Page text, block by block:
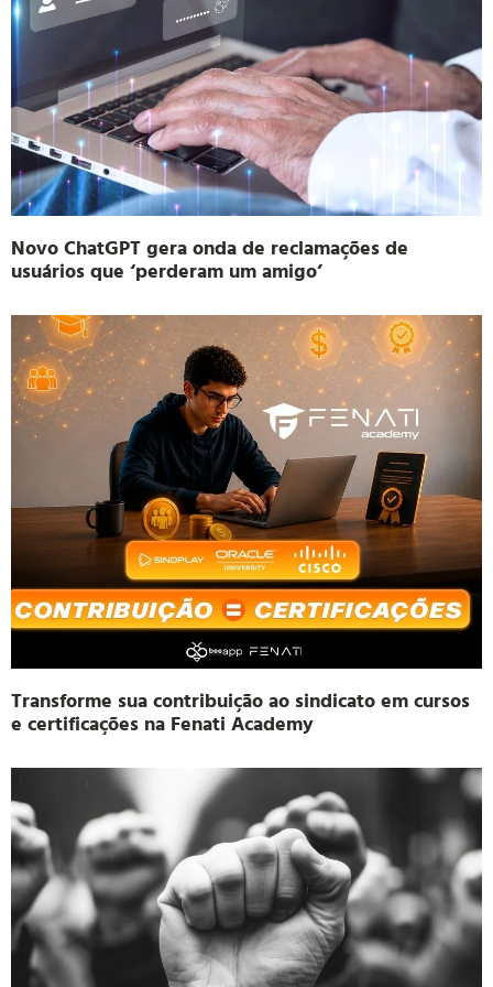
Novo ChatGPT gera onda de reclamações de
usuários que ‘perderam um amigo’
Transforme sua contribuição ao sindicato em cursos
e certificações na Fenati Academy